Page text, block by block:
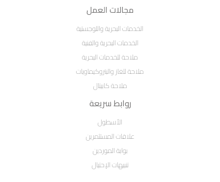
مجالات العمل
الخدمات البحرية واللوجستية
الخدمات البحرية والفنية
ملاحة للخدمات البحرية
ملاحة للغاز والبتروكيماويات
ملاحة كابيتال
روابط سريعة
الأسطول
علاقات المستثمرين
بوابة الموردين
تنبيهات الإحتيال